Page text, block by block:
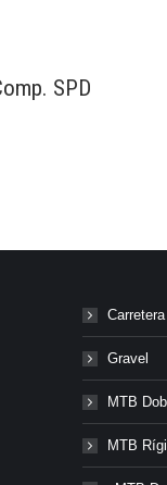
SPD
Carretera
Gravel
MTB
MTB